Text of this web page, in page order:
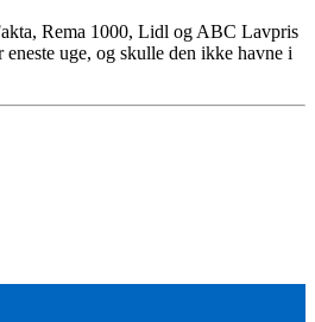
Rema 1000, Lidl og ABC Lavpris
uge, og skulle den ikke havne i